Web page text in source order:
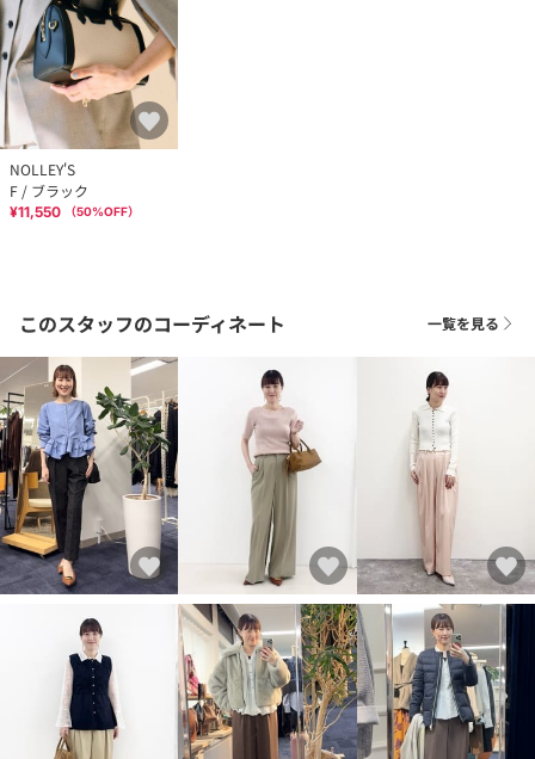
NOLLEY'S
F / ブラック
¥11,550 （50%OFF）
このスタッフのコーディネート 一覧を見る